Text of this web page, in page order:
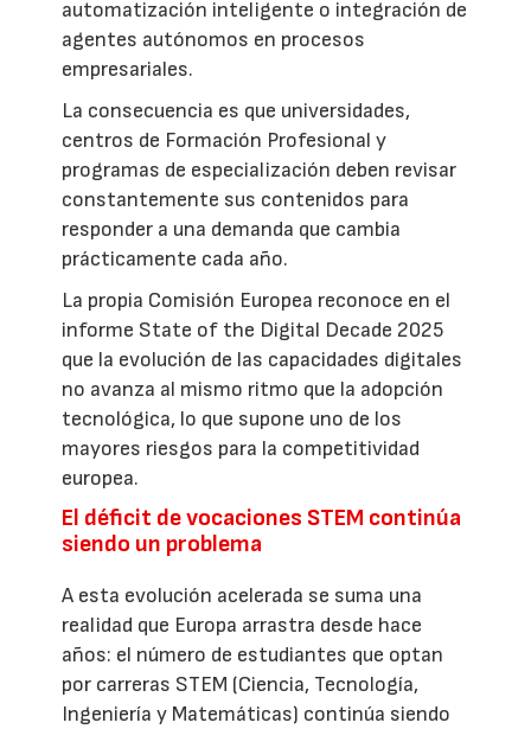
automatización inteligente o integración de
agentes autónomos en procesos
empresariales.
La consecuencia es que universidades,
centros de Formación Profesional y
programas de especialización deben revisar
constantemente sus contenidos para
responder a una demanda que cambia
prácticamente cada año.
La propia Comisión Europea reconoce en el
informe State of the Digital Decade 2025
que la evolución de las capacidades digitales
no avanza al mismo ritmo que la adopción
tecnológica, lo que supone uno de los
mayores riesgos para la competitividad
europea.
El déficit de vocaciones STEM continúa
siendo un problema
A esta evolución acelerada se suma una
realidad que Europa arrastra desde hace
años: el número de estudiantes que optan
por carreras STEM (Ciencia, Tecnología,
Ingeniería y Matemáticas) continúa siendo